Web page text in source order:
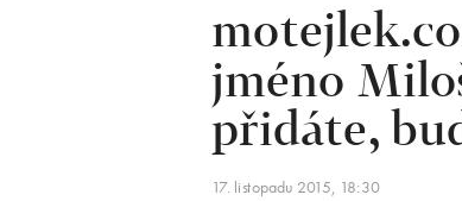
jméno
přidáte,
17. listopadu 2015, 18:30